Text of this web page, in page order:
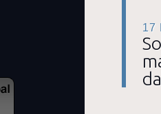
17